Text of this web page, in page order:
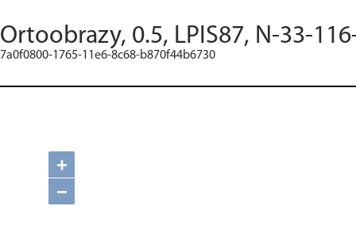
Ortoobrazy, 0.5, LPIS87, N-33-
7a0f0800-1765-11e6-8c68-b870f44b6730
+
−